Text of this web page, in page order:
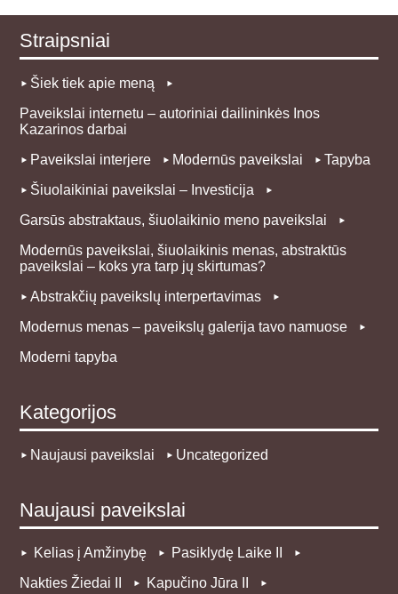
Straipsniai
Šiek tiek apie meną
Paveikslai internetu – autoriniai dailininkės Inos
Kazarinos darbai
Paveikslai interjere
Modernūs paveikslai
Tapyba
Šiuolaikiniai paveikslai – Investicija
Garsūs abstraktaus, šiuolaikinio meno paveikslai
Modernūs paveikslai, šiuolaikinis menas, abstraktūs
paveikslai – koks yra tarp jų skirtumas?
Abstrakčių paveikslų interpertavimas
Modernus menas – paveikslų galerija tavo namuose
Moderni tapyba
Kategorijos
Naujausi paveikslai Uncategorized
Naujausi paveikslai
Kelias į Amžinybę
Pasiklydę Laike II
Nakties Žiedai II
Kapučino Jūra II